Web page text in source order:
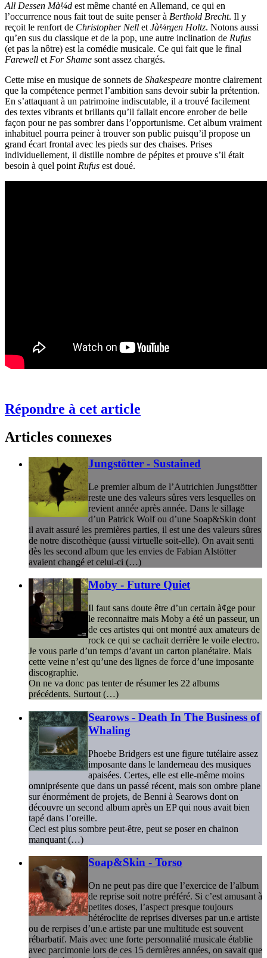
All Dessen Mà¼d est même chanté en Allemand, ce qui en
l’occurrence nous fait tout de suite penser à Berthold Brecht. Il y
reçoit le renfort de Christopher Nell et Jà¼rgen Holtz. Notons aussi
qu’en sus du classique et de la pop, une autre inclination de Rufus
(et pas la nôtre) est la comédie musicale. Ce qui fait que le final
Farewell et For Shame sont assez chargés.
Cette mise en musique de sonnets de Shakespeare montre clairement
que la compétence permet l’ambition sans devoir subir la prétention.
En s’attaquant à un patrimoine indiscutable, il a trouvé facilement
des textes vibrants et brillants qu’il fallait encore enrober de belle
façon pour ne pas sombrer dans l’opportunisme. Cet album vraiment
inhabituel pourra peiner à trouver son public puisqu’il propose un
grand écart frontal avec les pieds sur des chaises. Prises
individuellement, il distille nombre de pépites et prouve s’il était
besoin à quel point Rufus est doué.
Répondre à cet article
Articles connexes
Jungstötter - Sustained
Le premier album de l’Autrichien Jungstötter
reste une des valeurs sûres vers lesquelles on
revient année après année. Dans le sillage
d’un Patrick Wolf ou d’une Soap&Skin dont
il avait assuré les premières parties, il est une des valeurs sûres
de notre discothèque (aussi virtuelle soit-elle). On avait senti
dès les second album que les envies de Fabian Alstötter
avaient changé et celui-ci (…)
Moby - Future Quiet
Il faut sans doute être d’un certain à¢ge pour
le reconnaitre mais Moby a été un passeur, un
de ces artistes qui ont montré aux amateurs de
rock ce qui se cachait derrière le voile electro.
Je vous parle d’un temps d’avant un carton planétaire. Mais
cette veine n’est qu’une des lignes de force d’une imposante
discographie.
On ne va donc pas tenter de résumer les 22 albums
précédents. Surtout (…)
Searows - Death In The Business of
Whaling
Phoebe Bridgers est une figure tutélaire assez
imposante dans le landerneau des musiques
apaisées. Certes, elle est elle-même moins
omniprésente que dans un passé récent, mais son ombre plane
sur énormément de projets, de Benni à Searows dont on
découvre un second album après un EP qui nous avait bien
tapé dans l’oreille.
Ceci est plus sombre peut-être, peut se poser en chainon
manquant (…)
Soap&Skin - Torso
On ne peut pas dire que l’exercice de l’album
de reprise soit notre préféré. Si c’est amusant à
petites doses, l’aspect presque toujours
hétéroclite de reprises diverses par un.e artiste
ou de rerpises d’un.e artiste par une multitude est souvent
rébarbatif. Mais avec une forte personnalité musicale établie
avec parcimonie lors de ces 15 dernières années, on savait que